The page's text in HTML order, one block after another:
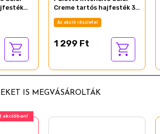
Creme tartós hajfesték 3-
0 Sötétbarna
Az akció részletei
1 299 Ft
IS MEGVÁSÁROLTÁK
akcióban!